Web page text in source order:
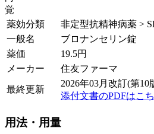
覚
薬効分類
非定型抗精神病薬 >
一般名
ブロナンセリン錠
薬価
19.5円
メーカー
住友ファーマ
最終更新
2026年03月改訂(第10
添付文書のPDFはこ
用法・用量